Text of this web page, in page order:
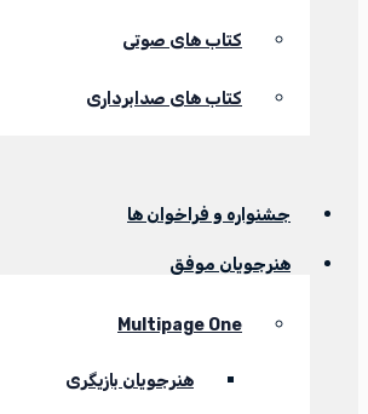
کتاب های صوتی
کتاب های صدابرداری
جشنواره و فراخوان ها
هنرجویان موفق
Multipage One
هنرجویان بازیگری